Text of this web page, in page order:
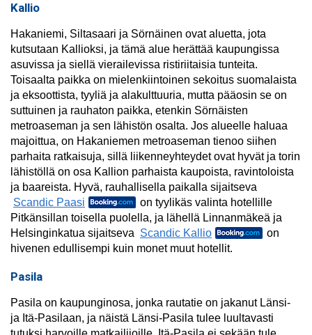
Kallio
Hakaniemi, Siltasaari ja Sörnäinen ovat aluetta, jota
kutsutaan Kallioksi, ja tämä alue herättää kaupungissa
asuvissa ja siellä vierailevissa ristiriitaisia tunteita.
Toisaalta paikka on mielenkiintoinen sekoitus suomalaista
ja eksoottista, tyyliä ja alakulttuuria, mutta pääosin se on
suttuinen ja rauhaton paikka, etenkin Sörnäisten
metroaseman ja sen lähistön osalta. Jos alueelle haluaa
majoittua, on Hakaniemen metroaseman tienoo siihen
parhaita ratkaisuja, sillä liikenneyhteydet ovat hyvät ja torin
lähistöllä on osa Kallion parhaista kaupoista, ravintoloista
ja baareista. Hyvä, rauhallisella paikalla sijaitseva
Scandic Paasi
on tyylikäs valinta hotellille
Pitkänsillan toisella puolella, ja lähellä Linnanmäkeä ja
Helsinginkatua sijaitseva Scandic Kallio
on
hivenen edullisempi kuin monet muut hotellit.
Pasila
Pasila on kaupunginosa, jonka rautatie on jakanut Länsi-
ja Itä-Pasilaan, ja näistä Länsi-Pasila tulee luultavasti